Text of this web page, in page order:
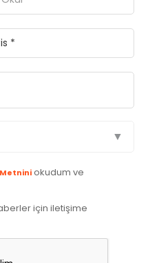
Metniniokudum ve
için iletişime